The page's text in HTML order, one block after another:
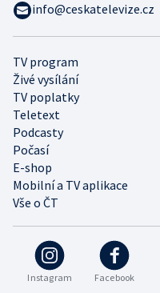
Instagram Facebook
TV program
Živé vysílání
TV poplatky
Teletext
Podcasty
Počasí
E-shop
Mobilní a TV aplikace
Vše o ČT
info@ceskatelevize.cz